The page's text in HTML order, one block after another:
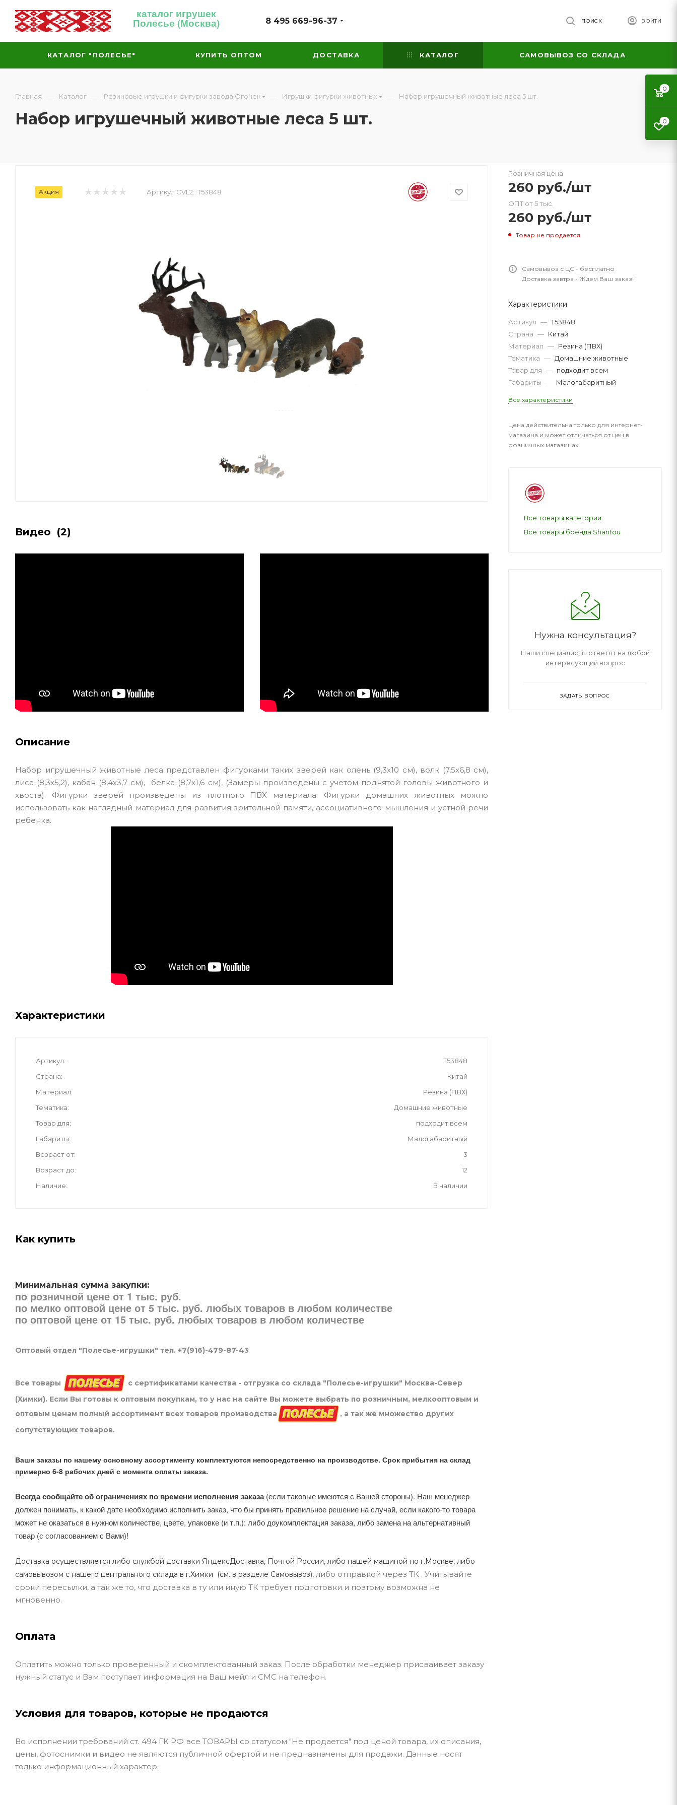
каталог игрушек
Полесье (Москва) 8 495 669-96-37 ВОЙТИ
ПОИСК
КАТАЛОГ "ПОЛЕСЬЕ" КУПИТЬ ОПТОМ ДОСТАВКА КАТАЛОГ САМОВЫВОЗ СО СКЛАДА
Главная — Каталог — Резиновые игрушки и фигурки завода Огонек — Игрушки фигурки животных — Набор игрушечный животные леса 5 шт.
Набор игрушечный животные леса 5 шт.
Акция Артикул CVL2:: T53848
Видео (2)
Описание
Набор игрушечный животные леса представлен фигурками таких зверей как олень (9,3х10 см), волк (7,5х6,8 см),
лиса (8,3х5,2), кабан (8,4х3,7 см), белка (8,7х1,6 см), (Замеры произведены с учетом поднятой головы животного и
хвоста). Фигурки зверей произведены из плотного ПВХ материала. Фигурки домашних животных можно
использовать как наглядный материал для развития зрительной памяти, ассоциативного мышления и устной речи
ребенка.
Характеристики
Артикул
T53848
Страна
Китай
Материал
Резина (ПВХ)
Тематика
Домашние животные
Товар для
подходит всем
Габариты
Малогабаритный
Возраст от
3
Возраст до
12
Наличие
В наличии
Как купить
Минимальная сумма закупки:
по розничной цене от 1 тыс. руб.
по мелко оптовой цене от 5 тыс. руб. любых товаров в любом количестве
по оптовой цене от 15 тыс. руб. любых товаров в любом количестве
Оптовый отдел "Полесье-игрушки" тел. +7(916)-479-87-43
Все товары
с сертификатами качества - отгрузка со склада "Полесье-игрушки" Москва-Север
(Химки). Если Вы готовы к оптовым покупкам, то у нас на сайте Вы можете выбрать по розничным, мелкооптовым и
оптовым ценам полный ассортимент всех товаров производства
, а так же множество других
сопутствующих товаров.
Ваши заказы по нашему основному ассортименту комплектуются непосредственно на производстве. Срок прибытия на склад
примерно 6-8 рабочих дней с момента оплаты заказа.
Всегда сообщайте об ограничениях по времени исполнения заказа(если таковые имеются с Вашей стороны). Наш менеджер
должен понимать, к какой дате необходимо исполнить заказ, что бы принять правильное решение на случай, если какого-то товара
может не оказаться в нужном количестве, цвете, упаковке (и т.п.): либо доукомплектация заказа, либо замена на альтернативный
товар (с согласованием с Вами)!
Доставка осуществляется либо службой доставки ЯндексДоставка, Почтой России, либо нашей машиной по г.Москве, либо
самовывозом с нашего центрального склада в г.Химки (см. в разделе Самовывоз), либо отправкой через ТК . Учитывайте
сроки пересылки, а так же то, что доставка в ту или иную ТК требует подготовки и поэтому возможна не
мгновенно.
Оплата
Оплатить можно только проверенный и скомплектованный заказ. После обработки менеджер присваивает заказу
нужный статус и Вам поступает информация на Ваш мейл и СМС на телефон.
Условия для товаров, которые не продаются
Во исполнении требований ст. 494 ГК РФ все ТОВАРЫ со статусом "Не продается" под ценой товара, их описания,
цены, фотоснимки и видео не являются публичной офертой и не предназначены для продажи. Данные носят
только информационный характер.
Розничная цена
260 руб./шт
ОПТ от 5 тыс.
260 руб./шт
Товар не продается
Самовывоз с ЦС - бесплатно
Доставка завтра - Ждем Ваш заказ!
Характеристики
Артикул — T53848
Страна — Китай
Материал — Резина (ПВХ)
Тематика — Домашние животные
Товар для — подходит всем
Габариты — Малогабаритный
Все характеристики
Цена действительна только для интернет-
магазина и может отличаться от цен в
розничных магазинах
Все товары категории
Все товары бренда Shantou
Нужна консультация?
Наши специалисты ответят на любой
интересующий вопрос
ЗАДАТЬ ВОПРОС
0
0